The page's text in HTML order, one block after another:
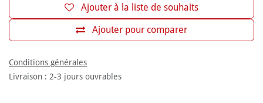
Ajouter pour comparer
Ajouter à la liste de souhaits
Conditions générales
Livraison : 2-3 jours ouvrables